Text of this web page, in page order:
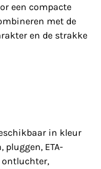
een compacte
met de
en de strakke
in kleur
pluggen, ETA-
ontluchter,